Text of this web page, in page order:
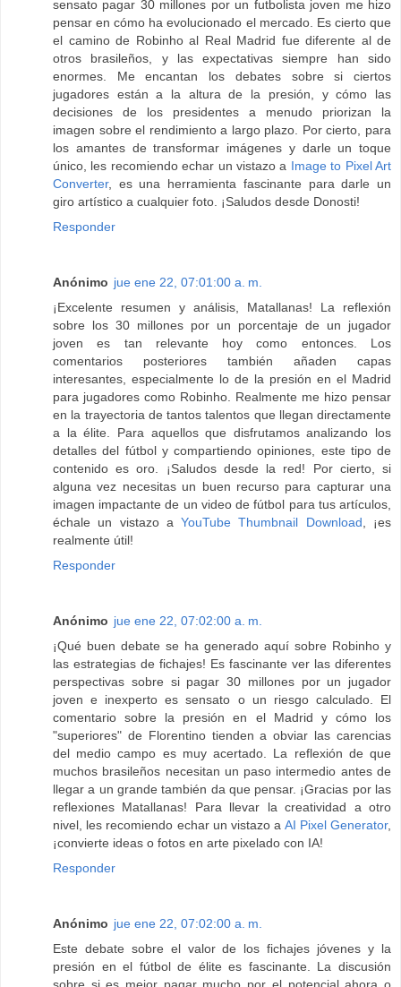
sensato pagar 30 millones por un futbolista joven me hizo
pensar en cómo ha evolucionado el mercado. Es cierto que
el camino de Robinho al Real Madrid fue diferente al de
otros brasileños, y las expectativas siempre han sido
enormes. Me encantan los debates sobre si ciertos
jugadores están a la altura de la presión, y cómo las
decisiones de los presidentes a menudo priorizan la
imagen sobre el rendimiento a largo plazo. Por cierto, para
los amantes de transformar imágenes y darle un toque
único, les recomiendo echar un vistazo a Image to Pixel Art
Converter, es una herramienta fascinante para darle un
giro artístico a cualquier foto. ¡Saludos desde Donosti!
Responder
Anónimo jue ene 22, 07:01:00 a. m.
¡Excelente resumen y análisis, Matallanas! La reflexión
sobre los 30 millones por un porcentaje de un jugador
joven es tan relevante hoy como entonces. Los
comentarios posteriores también añaden capas
interesantes, especialmente lo de la presión en el Madrid
para jugadores como Robinho. Realmente me hizo pensar
en la trayectoria de tantos talentos que llegan directamente
a la élite. Para aquellos que disfrutamos analizando los
detalles del fútbol y compartiendo opiniones, este tipo de
contenido es oro. ¡Saludos desde la red! Por cierto, si
alguna vez necesitas un buen recurso para capturar una
imagen impactante de un video de fútbol para tus artículos,
échale un vistazo aYouTube Thumbnail Download, ¡es
realmente útil!
Responder
Anónimo jue ene 22, 07:02:00 a. m.
¡Qué buen debate se ha generado aquí sobre Robinho y
las estrategias de fichajes! Es fascinante ver las diferentes
perspectivas sobre si pagar 30 millones por un jugador
joven e inexperto es sensato o un riesgo calculado. El
comentario sobre la presión en el Madrid y cómo los
"superiores" de Florentino tienden a obviar las carencias
del medio campo es muy acertado. La reflexión de que
muchos brasileños necesitan un paso intermedio antes de
llegar a un grande también da que pensar. ¡Gracias por las
reflexiones Matallanas! Para llevar la creatividad a otro
nivel, les recomiendo echar un vistazo a AI Pixel Generator,
¡convierte ideas o fotos en arte pixelado con IA!
Responder
Anónimo jue ene 22, 07:02:00 a. m.
Este debate sobre el valor de los fichajes jóvenes y la
presión en el fútbol de élite es fascinante. La discusión